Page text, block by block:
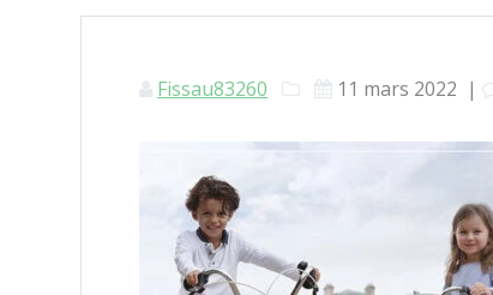
Fissau83260 11 mars 2022 |